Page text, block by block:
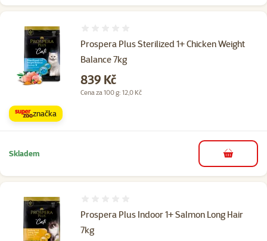
Prospera Plus Sterilized 1+ Chicken Weight
Balance 7kg
Cena
839 Kč
Cena za 100 g: 12,0 Kč
značka
Skladem do košíku
Prospera Plus Indoor 1+ Salmon Long Hair
7kg